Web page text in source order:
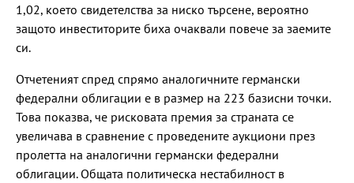
1,02, което свидетелства за ниско търсене, вероятно
защото инвеститорите биха очаквали повече за заемите
си.
Отчетеният спред спрямо аналогичните германски
федерални облигации е в размер на 223 базисни точки.
Това показва, че рисковата премия за страната се
увеличава в сравнение с проведените аукциони през
пролетта на аналогични германски федерални
облигации. Общата политическа нестабилност в